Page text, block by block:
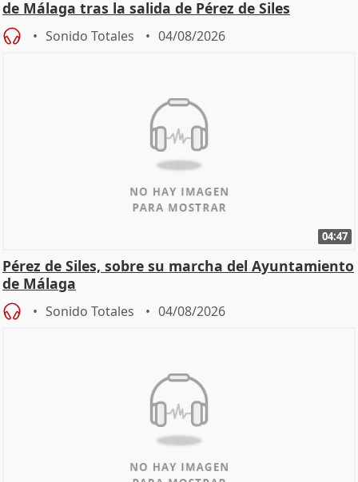
de Málaga tras la salida de Pérez de Siles
Sonido Totales 04/08/2026
04:47
Pérez de Siles, sobre su marcha del Ayuntamiento
de Málaga
Sonido Totales 04/08/2026